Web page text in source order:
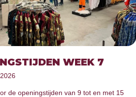
WEEK 7
de openingstijden van 9 tot en met 15